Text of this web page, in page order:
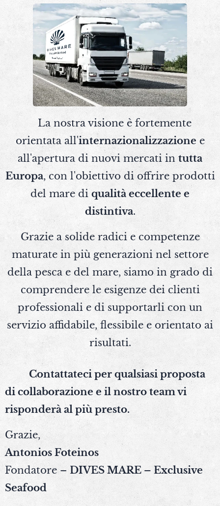
La nostra visione è fortemente
orientata all'internazionalizzazione e
all'apertura di nuovi mercati in tutta
Europa, con l'obiettivo di offrire prodotti
del mare di qualità eccellente e
distintiva.
Grazie a solide radici e competenze
maturate in più generazioni nel settore
della pesca e del mare, siamo in grado di
comprendere le esigenze dei clienti
professionali e di supportarli con un
servizio affidabile, flessibile e orientato ai
risultati.
📩 Contattateci per qualsiasi proposta
di collaborazione e il nostro team vi
risponderà al più presto.
Grazie,
Antonios Foteinos
Fondatore – DIVES MARE – Exclusive
Seafood